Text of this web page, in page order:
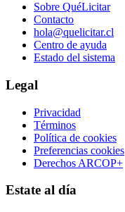
Sobre QuéLicitar
Contacto
hola@quelicitar.cl
Centro de ayuda
Estado del sistema
Legal
Privacidad
Términos
Política de cookies
Preferencias cookies
Derechos ARCOP+
Estate al día